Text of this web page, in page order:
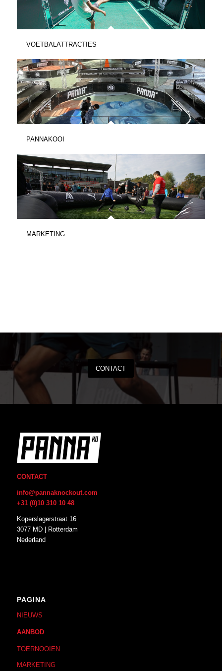
VOETBALATTRACTIES
PANNAKOOI
MARKETING
CONTACT
CONTACT
info@pannaknockout.com
+31 (0)10 310 10 48
Koperslagerstraat 16
3077 MD | Rotterdam
Nederland
PAGINA
NIEUWS
AANBOD
TOERNOOIEN
MARKETING